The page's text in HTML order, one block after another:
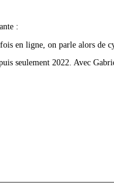
:
en ligne, on parle alors de
seulement 2022. Avec